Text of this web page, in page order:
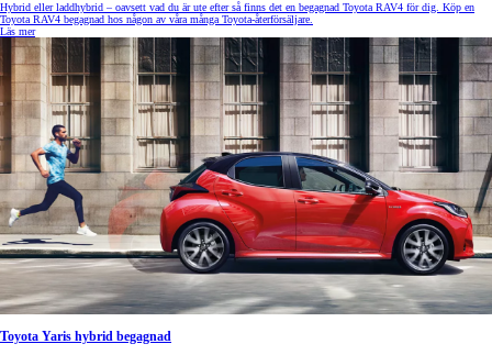
Hybrid eller laddhybrid – oavsett vad du är ute efter så finns det en begagnad Toyota RAV4 för dig. Köp en
Toyota RAV4 begagnad hos någon av våra många Toyota-återförsäljare.
Läs mer
Toyota Yaris hybrid begagnad